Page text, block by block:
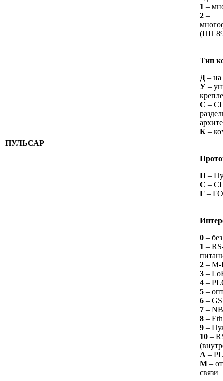
ПУЛЬСАР
1 –
2 –
(ПП
Тип
Д – на
У –
С –
К –
П –
С –
Г –
0 –
1 –
2 – M-
3 –
4 –
5 –
6 –
7 –
8 –
9 –
10 –
А –
М –
связи